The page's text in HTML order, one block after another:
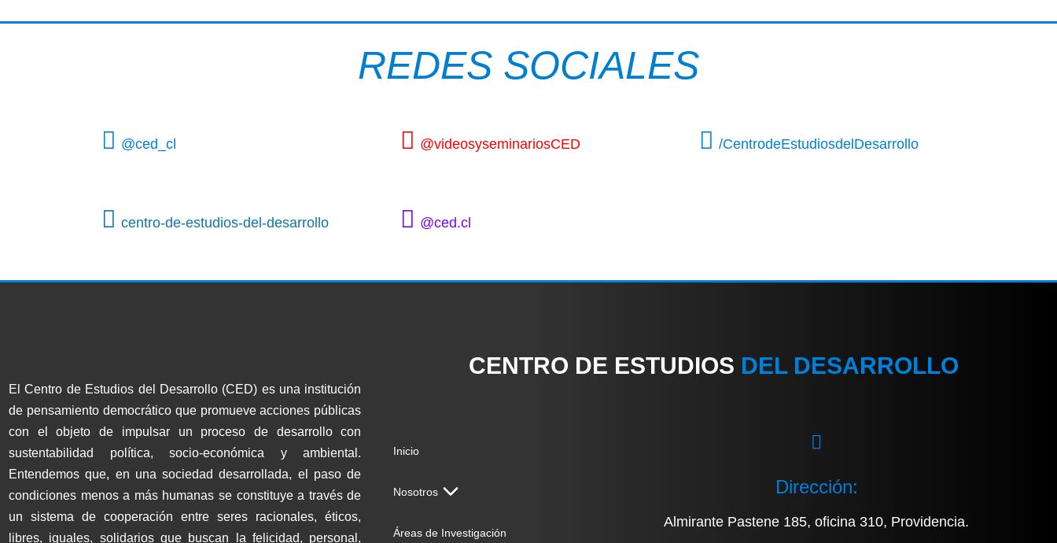
REDES SOCIALES
@ced_cl @videosyseminariosCED /CentrodeEstudiosdelDesarrollo
centro-de-estudios-del-desarrollo @ced.cl
El Centro de Estudios del Desarrollo (CED) es una institución
de pensamiento democrático que promueve acciones públicas
con el objeto de impulsar un proceso de desarrollo con
sustentabilidad política, socio-económica y ambiental.
Entendemos que, en una sociedad desarrollada, el paso de
condiciones menos a más humanas se constituye a través de
un sistema de cooperación entre seres racionales, éticos,
libres, iguales, solidarios que buscan la felicidad, personal,
CENTRO DE ESTUDIOS DEL DESARROLLO
Inicio
Nosotros
Áreas de Investigación
Dirección:
Almirante Pastene 185, oficina 310, Providencia.